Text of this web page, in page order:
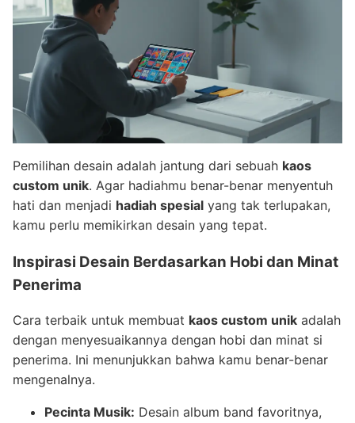
Pemilihan desain adalah jantung dari sebuah kaos
custom unik. Agar hadiahmu benar-benar menyentuh
hati dan menjadi hadiah spesial yang tak terlupakan,
kamu perlu memikirkan desain yang tepat.
Inspirasi Desain Berdasarkan Hobi dan Minat
Penerima
Cara terbaik untuk membuat kaos custom unik adalah
dengan menyesuaikannya dengan hobi dan minat si
penerima. Ini menunjukkan bahwa kamu benar-benar
mengenalnya.
Pecinta Musik: Desain album band favoritnya,